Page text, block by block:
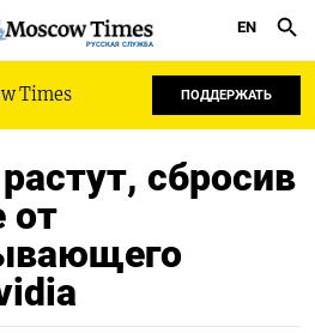
РУССКАЯ СЛУЖБА
EN
Times ПОДДЕРЖАТЬ
сбросив
от